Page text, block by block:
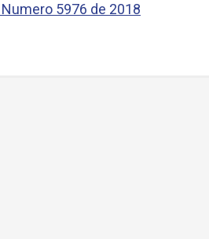
5976 de 2018